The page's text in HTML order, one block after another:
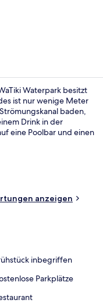
Waterpark besitzt
ist nur wenige Meter
baden,
Drink in der
eine Poolbar und einen
und das Frühstück
anzeigen
inbegriffen
Parkplätze